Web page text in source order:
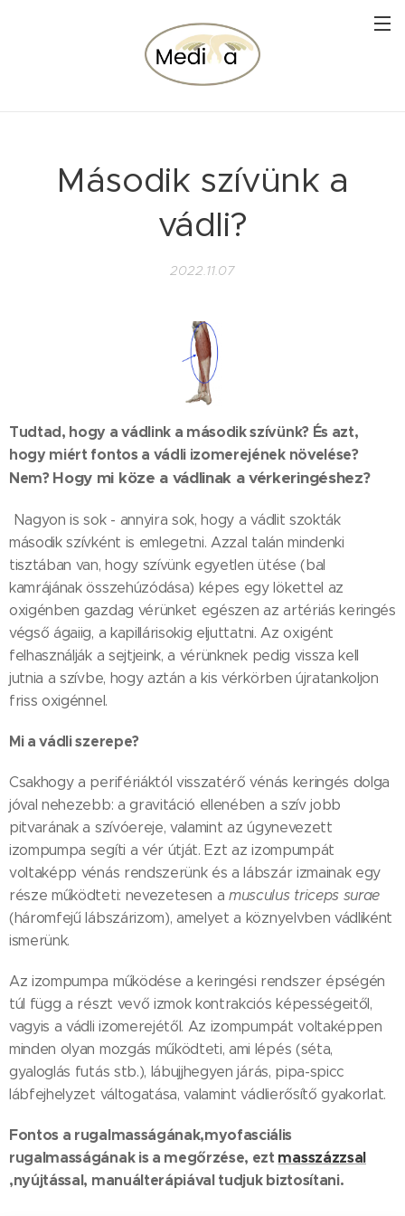
Második szívünk a
vádli?
2022.11.07
Tudtad, hogy a vádlink a második szívünk? És azt,
hogy miért fontos a vádli izomerejének növelése?
Nem?Hogy mi köze a vádlinak a vérkeringéshez?
Nagyon is sok - annyira sok, hogy a vádlit szokták
második szívként is emlegetni. Azzal talán mindenki
tisztában van, hogy szívünk egyetlen ütése (bal
kamrájának összehúzódása) képes egy lökettel az
oxigénben gazdag vérünket egészen az artériás keringés
végső ágaiig, a kapillárisokig eljuttatni. Az oxigént
felhasználják a sejtjeink, a vérünknek pedig vissza kell
jutnia a szívbe, hogy aztán a kis vérkörben újratankoljon
friss oxigénnel.
Mi a vádli szerepe?
Csakhogy a perifériáktól visszatérő vénás keringés dolga
jóval nehezebb: a gravitáció ellenében a szív jobb
pitvarának a szívóereje, valamint az úgynevezett
izompumpa segíti a vér útját. Ezt az izompumpát
voltaképp vénás rendszerünk és a lábszár izmainak egy
része működteti: nevezetesen amusculus triceps surae
(háromfejű lábszárizom), amelyet a köznyelvben vádliként
ismerünk.
Az izompumpa működése a keringési rendszer épségén
túl függ a részt vevő izmok kontrakciós képességeitől,
vagyis a vádli izomerejétől. Az izompumpát voltaképpen
minden olyan mozgás működteti, ami lépés (séta,
gyaloglás futás stb.), lábujjhegyen járás, pipa-spicc
lábfejhelyzet váltogatása, valamint vádlierősítő gyakorlat.
Fontos a rugalmasságának,myofasciális
rugalmasságának is a megőrzése, ezt masszázzsal
,nyújtással, manuálterápiával tudjuk biztosítani.